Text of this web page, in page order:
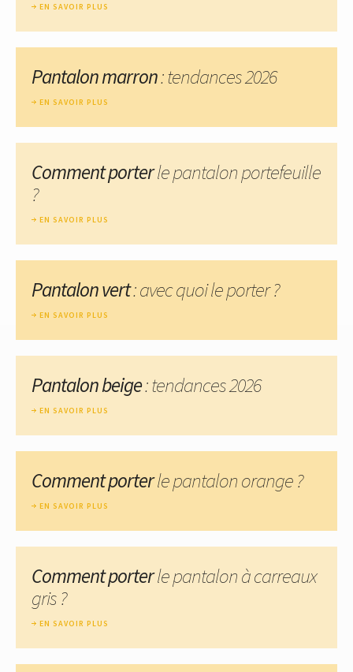
EN SAVOIR PLUS
Pantalon marron: tendances 2026
EN SAVOIR PLUS
Comment porterle pantalon portefeuille
?
EN SAVOIR PLUS
Pantalon vert: avec quoi le porter ?
EN SAVOIR PLUS
Pantalon beige: tendances 2026
EN SAVOIR PLUS
Comment porterle pantalon orange ?
EN SAVOIR PLUS
Comment porterle pantalon à carreaux
gris ?
EN SAVOIR PLUS